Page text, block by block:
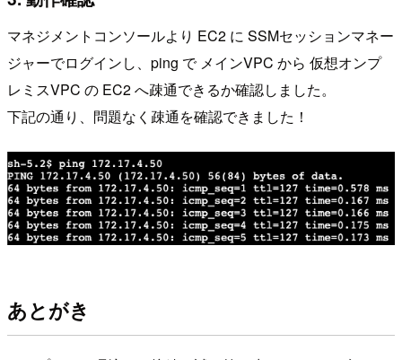
マネジメントコンソールより EC2 に SSMセッションマネー
ジャーでログインし、ping で メインVPC から 仮想オンプ
レミスVPC の EC2 へ疎通できるか確認しました。
下記の通り、問題なく疎通を確認できました！
あとがき